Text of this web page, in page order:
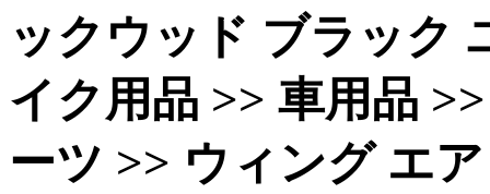
ックウッド ブラック
イク用品 >> 車用品
ーツ >> ウィング エ